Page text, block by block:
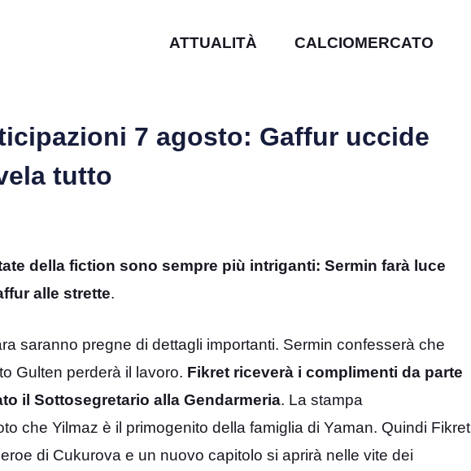
ATTUALITÀ CALCIOMERCATO
7 agosto: Gaffur uccide
tutto
della fiction sono sempre più intriganti: Sermin farà luce
alle strette.
saranno pregne di dettagli importanti. Sermin confesserà che
Gulten perderà il lavoro. Fikret riceverà i complimenti da parte
il Sottosegretario alla Gendarmeria. La stampa
che Yilmaz è il primogenito della famiglia di Yaman. Quindi Fikret
di Cukurova e un nuovo capitolo si aprirà nelle vite dei